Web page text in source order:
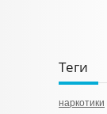
Теги
наркотики